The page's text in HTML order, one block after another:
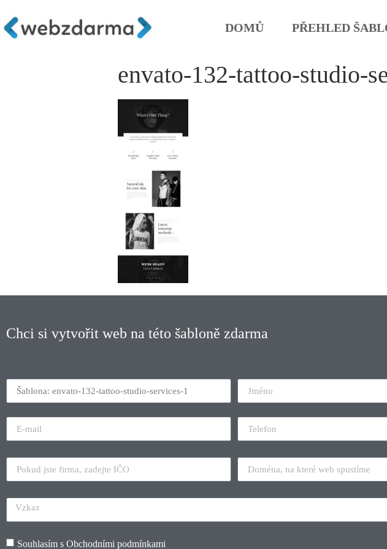
DOMŮ PŘEHLED
envato-132-tattoo-studio-
Chci si vytvořit web na této šabloně zdarma
Souhlasím s Obchodními podmínkami